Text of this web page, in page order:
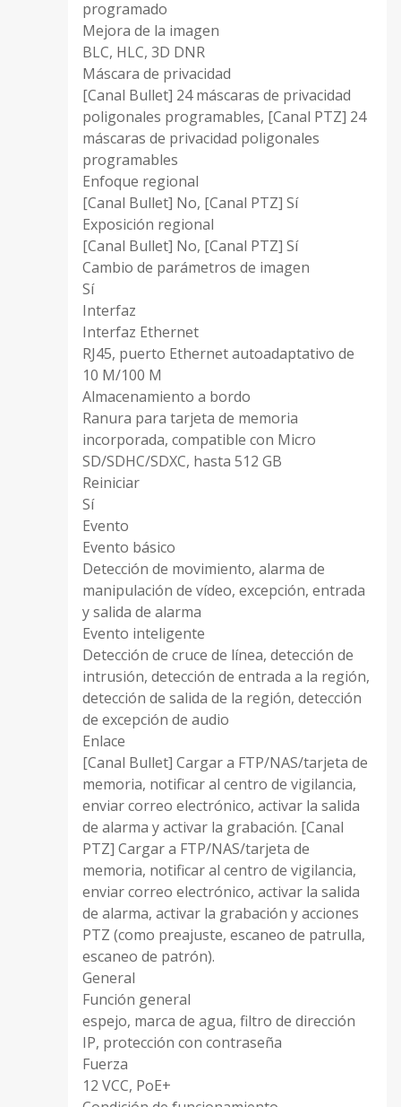
programado
Mejora de la imagen
BLC, HLC, 3D DNR
Máscara de privacidad
[Canal Bullet] 24 máscaras de privacidad
poligonales programables, [Canal PTZ] 24
máscaras de privacidad poligonales
programables
Enfoque regional
[Canal Bullet] No, [Canal PTZ] Sí
Exposición regional
[Canal Bullet] No, [Canal PTZ] Sí
Cambio de parámetros de imagen
Sí
Interfaz
Interfaz Ethernet
RJ45, puerto Ethernet autoadaptativo de
10 M/100 M
Almacenamiento a bordo
Ranura para tarjeta de memoria
incorporada, compatible con Micro
SD/SDHC/SDXC, hasta 512 GB
Reiniciar
Sí
Evento
Evento básico
Detección de movimiento, alarma de
manipulación de vídeo, excepción, entrada
y salida de alarma
Evento inteligente
Detección de cruce de línea, detección de
intrusión, detección de entrada a la región,
detección de salida de la región, detección
de excepción de audio
Enlace
[Canal Bullet] Cargar a FTP/NAS/tarjeta de
memoria, notificar al centro de vigilancia,
enviar correo electrónico, activar la salida
de alarma y activar la grabación. [Canal
PTZ] Cargar a FTP/NAS/tarjeta de
memoria, notificar al centro de vigilancia,
enviar correo electrónico, activar la salida
de alarma, activar la grabación y acciones
PTZ (como preajuste, escaneo de patrulla,
escaneo de patrón).
General
Función general
espejo, marca de agua, filtro de dirección
IP, protección con contraseña
Fuerza
12 VCC, PoE+